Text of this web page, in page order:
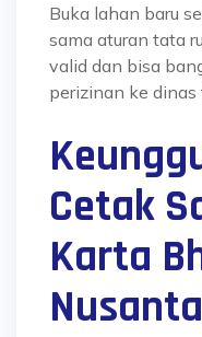
Buka lahan baru
sama aturan tata
valid dan bisa
perizinan ke dinas
Cetak
Karta